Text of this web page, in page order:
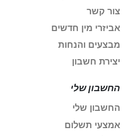
צור קשר
אביזרי מין חדשים
מבצעים והנחות
יצירת חשבון
החשבון שלי
החשבון שלי
אמצעי תשלום